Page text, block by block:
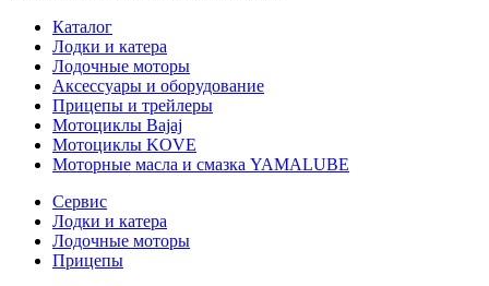
Каталог
Лодки и катера
Лодочные моторы
Аксессуары и оборудование
Прицепы и трейлеры
Мотоциклы Bajaj
Мотоциклы KOVE
Моторные масла и смазка YAMALUBE
Сервис
Лодки и катера
Лодочные моторы
Прицепы